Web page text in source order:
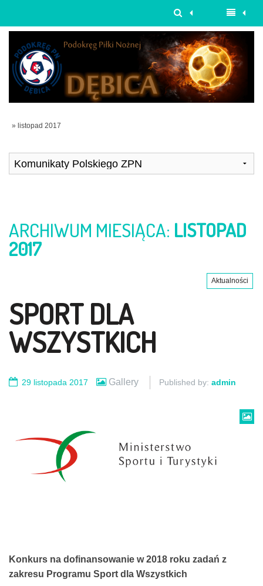
» listopad 2017
ARCHIWUM MIESIĄCA: LISTOPAD
2017
Aktualności
SPORT DLA
WSZYSTKICH
29 listopada 2017 Gallery Published by: admin
Konkurs na dofinansowanie w 2018 roku zadań z
zakresu Programu Sport dla Wszystkich